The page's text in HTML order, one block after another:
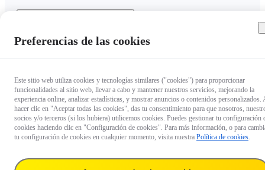
Preferencias de las cookies
Este sitio web utiliza cookies y tecnologías similares ("cookies") para proporcionar
funcionalidades al sitio web, llevar a cabo y mantener nuestros servicios, mejorando la
experiencia online, analizar estadísticas, y mostrar anuncios o contenidos personalizados.
hacer clic en "Aceptar todas las cookies", das tu consentimiento para que nosotros,
socios y/o terceros (si los hubiera) utilicemos cookies. Puedes gestionar tu configuración
cookies haciendo clic en "Configuración de cookies". Para más información, o para
tu configuración de cookies en cualquier momento, visita nuestra Política de cookies.